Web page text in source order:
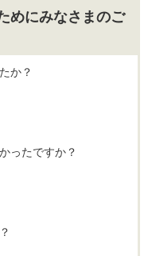
めにみなさまのご
か？
ったですか？